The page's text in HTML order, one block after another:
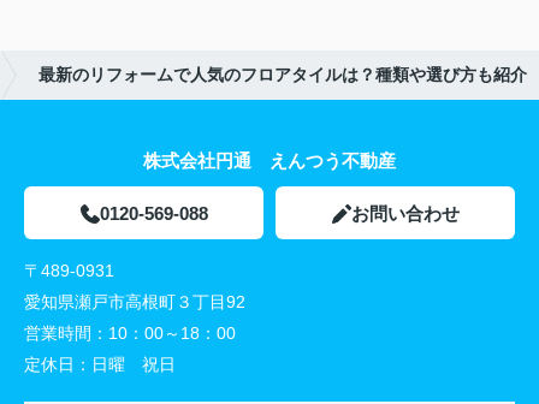
最新のリフォームで人気のフロアタイルは？種類や選び方も紹介
株式会社円通 えんつう不動産
0120-569-088 お問い合わせ
〒489-0931
愛知県瀬戸市高根町３丁目92
営業時間： 10：00～18：00
定休日： 日曜 祝日